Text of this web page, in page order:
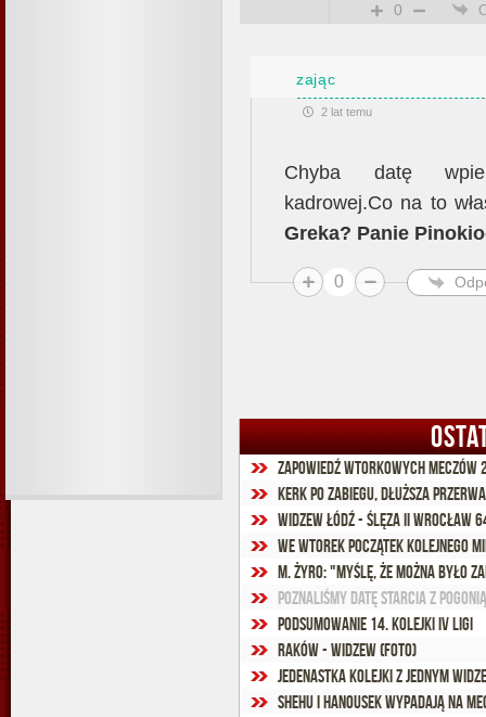
0
zając
2 lat temu
Chyba datę
kadrowej.Co na to
Greka? Panie
0
Zapowiedź wtorkowych meczów
Kerk po zabiegu, dłuższa
Widzew Łódź - Ślęza II Wrocław
We wtorek początek kolejnego
M. Żyro: "Myślę, że można było
Poznaliśmy datę starcia z Pogonią
Podsumowanie 14. kolejki IV ligi
Raków - Widzew (foto)
Jedenastka kolejki z jednym
Shehu i Hanousek wypadają na